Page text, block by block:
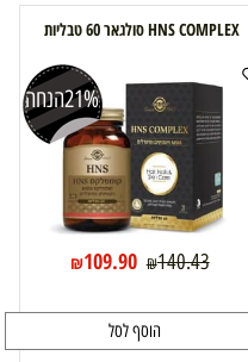
HNS COMPLEX סולגאר 60 טבליות
21%הנחה
₪140.43
₪109.90
הוסף לסל